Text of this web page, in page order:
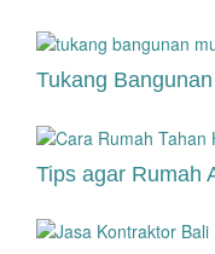
Tukang
Tips agar Rumah